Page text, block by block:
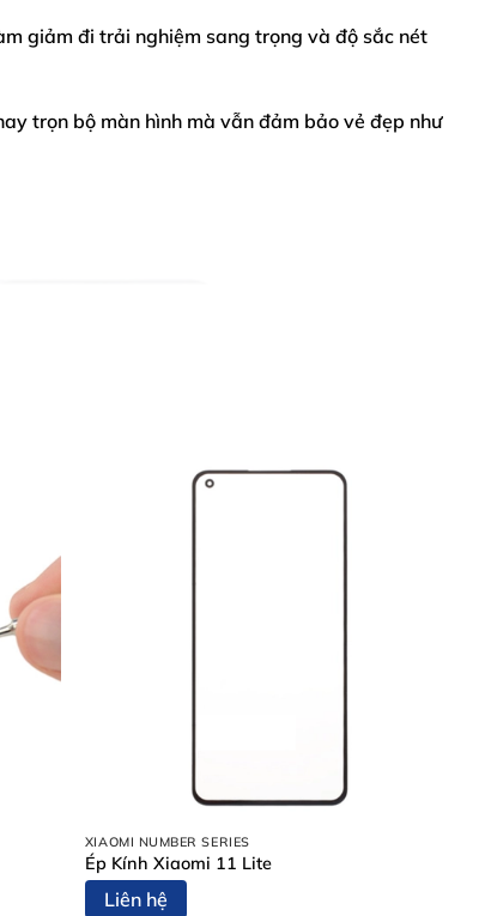
giảm đi trải nghiệm sang trọng và độ sắc nét
trọn bộ màn hình mà vẫn đảm bảo vẻ đẹp như
XIAOMI NUMBER SERIES
Ép Kính Xiaomi 11 Lite
Liên hệ